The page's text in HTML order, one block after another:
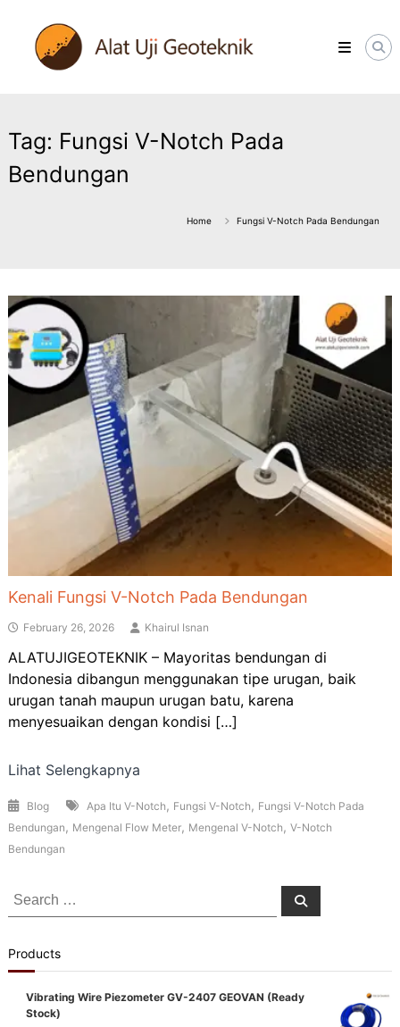
content
ALATUJIGEOTEKNIK.COM
DISTRIBUTOR
INSTRUMENT
Tag: Fungsi V-Notch Pada
Bendungan
Home Fungsi V-Notch Pada Bendungan
Kenali Fungsi V-Notch Pada Bendungan
February 26, 2026 Khairul Isnan
ALATUJIGEOTEKNIK – Mayoritas bendungan di
Indonesia dibangun menggunakan tipe urugan, baik
urugan tanah maupun urugan batu, karena
menyesuaikan dengan kondisi […]
Lihat Selengkapnya
Blog Apa Itu V-Notch , Fungsi V-Notch , Fungsi V-Notch Pada
Bendungan , Mengenal Flow Meter, Mengenal V-Notch , V-Notch
Bendungan
Search
for:
Search
Products
Vibrating Wire Piezometer GV-2407 GEOVAN (Ready
Stock)